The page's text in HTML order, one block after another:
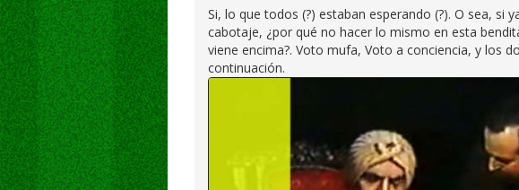
Si, lo que todos (?) estaban esperando (?). O sea, si
cabotaje, ¿por qué no hacer lo mismo en esta
viene encima?. Voto mufa, Voto a conciencia, y los
continuación.